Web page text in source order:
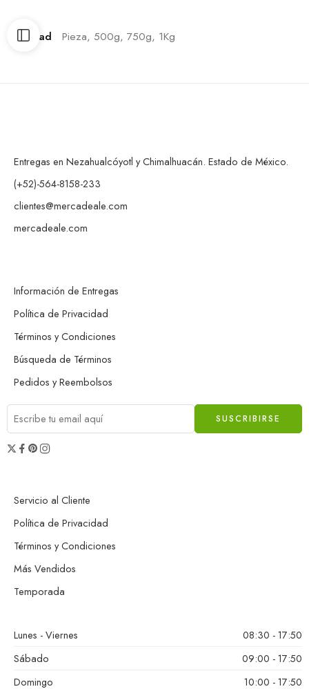
Cantidad Pieza, 500g, 750g, 1Kg
Entregas en Nezahualcóyotl y Chimalhuacán. Estado de México.
(+52)-564-8158-233
clientes@mercadeale.com
mercadeale.com
Información de Entregas
Política de Privacidad
Términos y Condiciones
Búsqueda de Términos
Pedidos y Reembolsos
Servicio al Cliente
Política de Privacidad
Términos y Condiciones
Más Vendidos
Temporada
Lunes - Viernes
08:30 - 17:50
Sábado
09:00 - 17:50
Domingo
10:00 - 17:50